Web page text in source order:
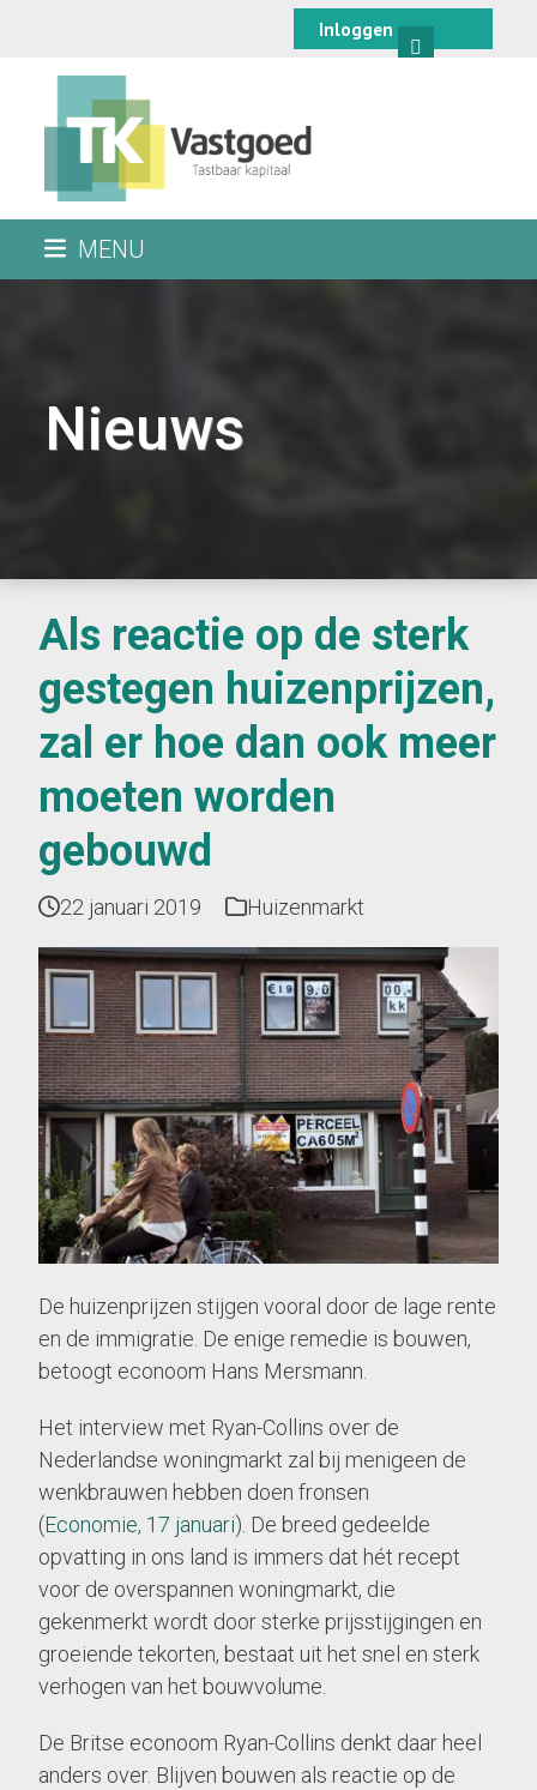
content
Inloggen
MENU
Nieuws
Als reactie op de sterk
gestegen huizenprijzen,
zal er hoe dan ook meer
moeten worden
gebouwd
22 januari 2019 Huizenmarkt
De huizenprijzen stijgen vooral door de lage rente
en de immigratie. De enige remedie is bouwen,
betoogt econoom Hans Mersmann.
Het interview met Ryan-Collins over de
Nederlandse woningmarkt zal bij menigeen de
wenkbrauwen hebben doen fronsen
(Economie, 17 januari). De breed gedeelde
opvatting in ons land is immers dat hét recept
voor de overspannen woningmarkt, die
gekenmerkt wordt door sterke prijsstijgingen en
groeiende tekorten, bestaat uit het snel en sterk
verhogen van het bouwvolume.
De Britse econoom Ryan-Collins denkt daar heel
anders over. Blijven bouwen als reactie op de